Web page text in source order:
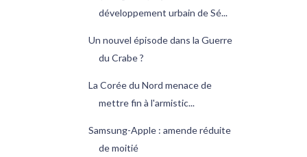
développement urbain de Sé...
Un nouvel épisode dans la Guerre
du Crabe ?
La Corée du Nord menace de
mettre fin à l'armistic...
Samsung-Apple : amende réduite
de moitié